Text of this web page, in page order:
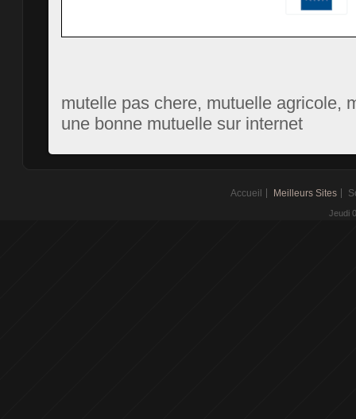
mutelle pas chere, mutuelle agricole,
une bonne mutuelle sur internet
Accueil Meilleurs Sites
Jeudi